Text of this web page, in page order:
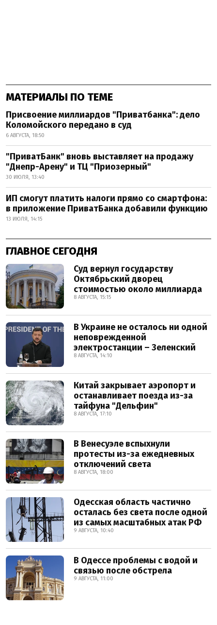
МАТЕРИАЛЫ ПО ТЕМЕ
Присвоение миллиардов "Приватбанка": дело
Коломойского передано в суд
6 АВГУСТА, 18:50
"ПриватБанк" вновь выставляет на продажу
"Днепр-Арену" и ТЦ "Приозерный"
30 ИЮЛЯ, 13:40
ИП смогут платить налоги прямо со смартфона:
в приложение ПриватБанка добавили функцию
13 ИЮЛЯ, 14:15
ГЛАВНОЕ СЕГОДНЯ
Суд вернул государству
Октябрьский дворец
стоимостью около миллиарда
8 АВГУСТА, 15:15
В Украине не осталось ни одной
неповрежденной
электростанции – Зеленский
8 АВГУСТА, 14:10
Китай закрывает аэропорт и
останавливает поезда из-за
тайфуна "Дельфин"
8 АВГУСТА, 17:10
В Венесуэле вспыхнули
протесты из-за ежедневных
отключений света
8 АВГУСТА, 18:00
Одесская область частично
осталась без света после одной
из самых масштабных атак РФ
9 АВГУСТА, 10:40
В Одессе проблемы с водой и
связью после обстрела
9 АВГУСТА, 11:00